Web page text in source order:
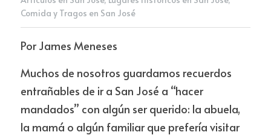
Comida y Tragos en San José
Por James Meneses
Muchos de nosotros guardamos recuerdos
entrañables de ir a San José a “hacer
mandados” con algún ser querido: la abuela,
la mamá o algún familiar que prefería visitar